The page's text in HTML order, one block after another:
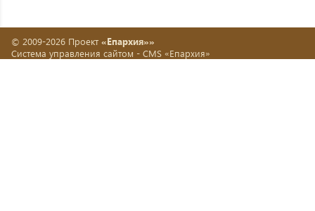
© 2009-2026 Проект «Епархия»»
Система управления сайтом - CMS «Епархия»